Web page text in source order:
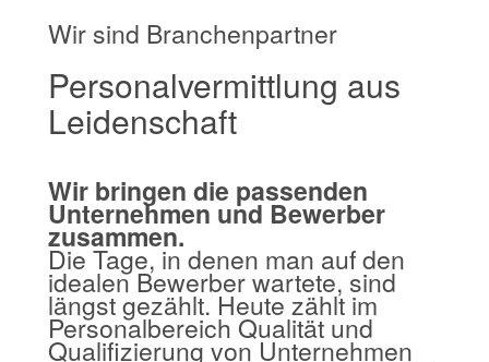
Wir sind Branchenpartner
Personalvermittlung aus
Leidenschaft
Wir bringen die passenden
Unternehmen und Bewerber
zusammen.
Die Tage, in denen man auf den
idealen Bewerber wartete, sind
längst gezählt. Heute zählt im
Personalbereich Qualität und
Qualifizierung von Unternehmen